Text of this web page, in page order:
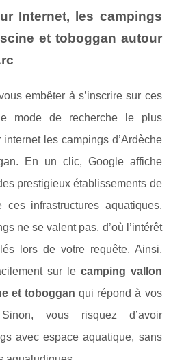
Internet, les campings
et toboggan autour
embêter à s’inscrire sur ces
mode de recherche le plus
les campings d’Ardèche
En un clic, Google affiche
prestigieux établissements de
ces infrastructures aquatiques.
ne se valent pas, d’où l’intérêt
lors de votre requête. Ainsi,
sur le camping vallon
et toboggan qui répond à vos
vous risquez d’avoir
avec espace aquatique, sans